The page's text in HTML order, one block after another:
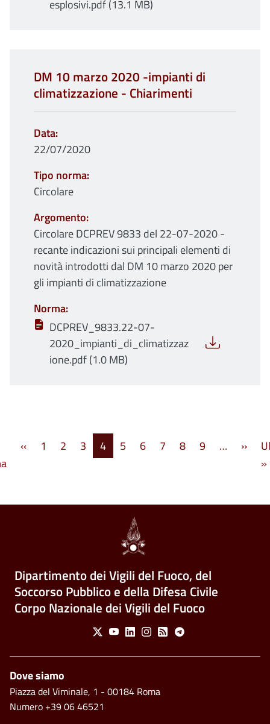
esplosivi.pdf (13.1 MB)
DM 10 marzo 2020 -impianti di
climatizzazione - Chiarimenti
Data
22/07/2020
Tipo norma
Circolare
Argomento
Circolare DCPREV 9833 del 22-07-2020 -
recante indicazioni sui principali elementi di
novità introdotti dal DM 10 marzo 2020 per
gli impianti di climatizzazione
Norma
DCPREV_9833.22-07-
2020_impianti_di_climatizzaz
ione.pdf (1.0 MB)
Paginazione
Prima pagina
‹‹Pagina precedente
1 2 3 4 5 6 7 8 9 … ››
»
Dipartimento dei Vigili del Fuoco, del
Soccorso Pubblico e della Difesa Civile
Corpo Nazionale dei Vigili del Fuoco
Social Menu
X YoutubeLinkedinInstagram
Feed Telegram
Footer
Dove siamo
Piazza del Viminale, 1 - 00184 Roma
Numero +39 06 46521